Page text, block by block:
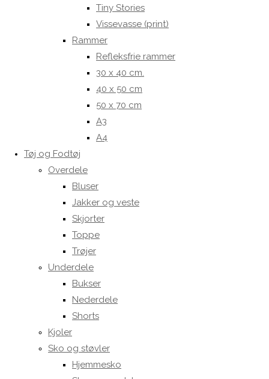
Tiny Stories
Vissevasse (print)
Rammer
Refleksfrie rammer
30 x 40 cm.
40 x 50 cm
50 x 70 cm
A3
A4
Tøj og Fodtøj
Overdele
Bluser
Jakker og veste
Skjorter
Toppe
Trøjer
Underdele
Bukser
Nederdele
Shorts
Kjoler
Sko og støvler
Hjemmesko